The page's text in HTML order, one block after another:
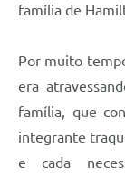
família de
Por muito
era
família, que
integrante
e cada